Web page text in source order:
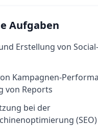
Aufgaben
Erstellung von
Kampagnen-
von Reports
bei der